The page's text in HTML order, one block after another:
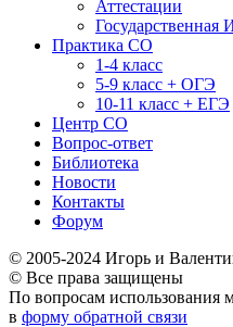
Аттестации
Государственная
Практика СО
1-4 класс
5-9 класс + ОГЭ
10-11 класс + ЕГЭ
Центр СО
Вопрос-ответ
Библиотека
Новости
Контакты
Форум
© 2005-2024 Игорь и
© Все права защищены
По вопросам использования
в форму обратной связи